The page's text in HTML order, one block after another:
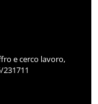
e cerco lavoro,